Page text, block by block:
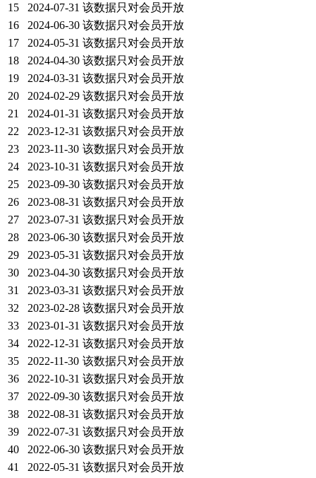
15
2024-07-31 该数据只对会员开放
16
2024-06-30 该数据只对会员开放
17
2024-05-31 该数据只对会员开放
18
2024-04-30 该数据只对会员开放
19
2024-03-31 该数据只对会员开放
20
2024-02-29 该数据只对会员开放
21
2024-01-31 该数据只对会员开放
22
2023-12-31 该数据只对会员开放
23
2023-11-30 该数据只对会员开放
24
2023-10-31 该数据只对会员开放
25
2023-09-30 该数据只对会员开放
26
2023-08-31 该数据只对会员开放
27
2023-07-31 该数据只对会员开放
28
2023-06-30 该数据只对会员开放
29
2023-05-31 该数据只对会员开放
30
2023-04-30 该数据只对会员开放
31
2023-03-31 该数据只对会员开放
32
2023-02-28 该数据只对会员开放
33
2023-01-31 该数据只对会员开放
34
2022-12-31 该数据只对会员开放
35
2022-11-30 该数据只对会员开放
36
2022-10-31 该数据只对会员开放
37
2022-09-30 该数据只对会员开放
38
2022-08-31 该数据只对会员开放
39
2022-07-31 该数据只对会员开放
40
2022-06-30 该数据只对会员开放
41
2022-05-31 该数据只对会员开放